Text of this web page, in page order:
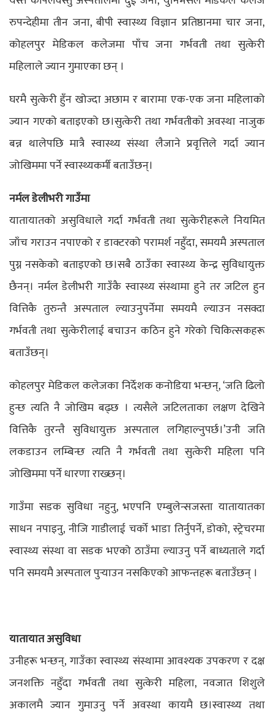
रुपन्देहीमा तीन जना, बीपी स्वास्थ्य विज्ञान प्रतिष्ठानमा चार जना,
कोहलपुर मेडिकल कलेजमा पाँच जना गर्भवती तथा सुत्केरी
महिलाले ज्यान गुमाएका छन् ।
घरमै सुत्केरी हुँन खोज्दा अछाम र बारामा एक-एक जना महिलाको
ज्यान गएको बताइएको छ।सुत्केरी तथा गर्भवतीको अवस्था नाजुक
बन्न थालेपछि मात्रै स्वास्थ्य संस्था लैजाने प्रवृत्तिले गर्दा ज्यान
जोखिममा पर्ने स्वास्थ्यकर्मी बताउँछन्।
नर्मल डेलीभरी गाउँमा
यातायातको असुविधाले गर्दा गर्भवती तथा सुत्केरीहरूले नियमित
जाँच गराउन नपाएको र डाक्टरको परामर्श नहुँदा, समयमै अस्पताल
पुग्न नसकेको बताइएको छ।सबै ठाउँका स्वास्थ्य केन्द्र सुविधायुक्त
छैनन्। नर्मल डेलीभरी गाउँकै स्वास्थ्य संस्थामा हुने तर जटिल हुन
वित्तिकै तुरुन्तै अस्पताल ल्याउनुपर्नेमा समयमै ल्याउन नसक्दा
गर्भवती तथा सुत्केरीलाई बचाउन कठिन हुने गरेको चिकित्सकहरू
बताउँछन्।
कोहलपुर मेडिकल कलेजका निर्देशक कनोडिया भन्छन्, ‘जति ढिलो
हुन्छ त्यति नै जोखिम बढ्छ । त्यसैले जटिलताका लक्षण देखिने
वित्तिकै तुरन्तै सुविधायुक्त अस्पताल लगिहाल्नुपर्छ।’उनी जति
लकडाउन लम्बिन्छ त्यति नै गर्भवती तथा सुत्केरी महिला पनि
जोखिममा पर्ने धारणा राख्छन्।
गाउँमा सडक सुविधा नहुनु, भएपनि एम्बुलेन्सजस्ता यातायातका
साधन नपाइनु, नीजि गाडीलाई चर्को भाडा तिर्नुपर्ने, डोको, स्ट्रेचरमा
स्वास्थ्य संस्था वा सडक भएको ठाउँमा ल्याउनु पर्ने बाध्यताले गर्दा
पनि समयमै अस्पताल पुर्‍याउन नसकिएको आफन्तहरू बताउँछन् ।
यातायात असुविधा
उनीहरू भन्छन्, गाउँका स्वास्थ्य संस्थामा आवश्यक उपकरण र दक्ष
जनशक्ति नहुँदा गर्भवती तथा सुत्केरी महिला, नवजात शिशुले
अकालमै ज्यान गुमाउनु पर्ने अवस्था कायमै छ।स्वास्थ्य तथा